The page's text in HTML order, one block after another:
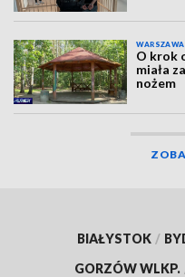
WARSZAWA
O krok
miała
nożem
BIAŁYSTOK /
GORZÓW WLKP.